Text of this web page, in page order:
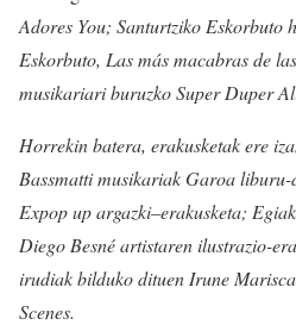
Adores You; Santurtziko Eskorbuto
Eskorbuto, Las más macabras de
musikariari buruzko Super Duper
Horrekin batera, erakusketak ere
Bassmatti musikariak Garoa
Expop up argazki–erakusketa;
Diego Besné artistaren ilustrazio-
irudiak bilduko dituen Irune
Scenes.